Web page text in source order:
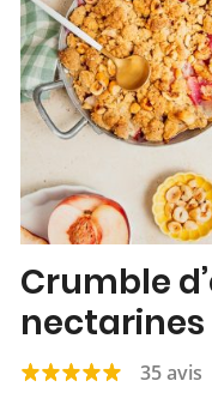
Crumble
35 avis